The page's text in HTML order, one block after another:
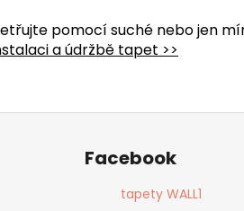
pomocí suché nebo jen
a údržbě tapet >>
Facebook
tapety WALL1